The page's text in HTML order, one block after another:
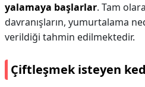
yalamaya başlarlar. Tam
davranışların, yumurtalama
verildiği tahmin edilmektedir.
Çiftleşmek isteyen